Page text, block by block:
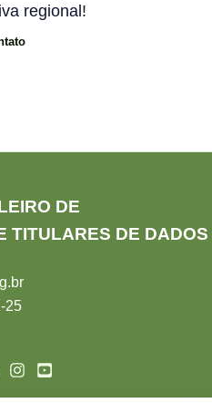
regional!
DE
TITULARES DE DADOS
25